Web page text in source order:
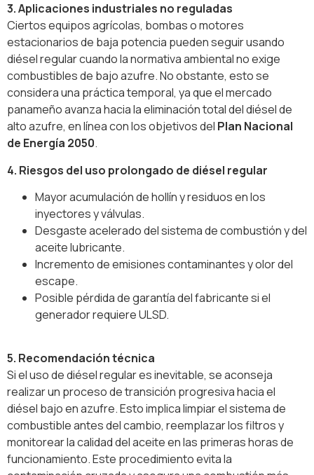
3. Aplicaciones industriales no reguladas
Ciertos equipos agrícolas, bombas o motores
estacionarios de baja potencia pueden seguir usando
diésel regular cuando la normativa ambiental no exige
combustibles de bajo azufre. No obstante, esto se
considera una práctica temporal, ya que el mercado
panameño avanza hacia la eliminación total del diésel de
alto azufre, en línea con los objetivos del Plan Nacional
de Energía 2050.
4. Riesgos del uso prolongado de diésel regular
Mayor acumulación de hollín y residuos en los
inyectores y válvulas.
Desgaste acelerado del sistema de combustión y del
aceite lubricante.
Incremento de emisiones contaminantes y olor del
escape.
Posible pérdida de garantía del fabricante si el
generador requiere ULSD.
5. Recomendación técnica
Si el uso de diésel regular es inevitable, se aconseja
realizar un proceso de transición progresiva hacia el
diésel bajo en azufre. Esto implica limpiar el sistema de
combustible antes del cambio, reemplazar los filtros y
monitorear la calidad del aceite en las primeras horas de
funcionamiento. Este procedimiento evita la